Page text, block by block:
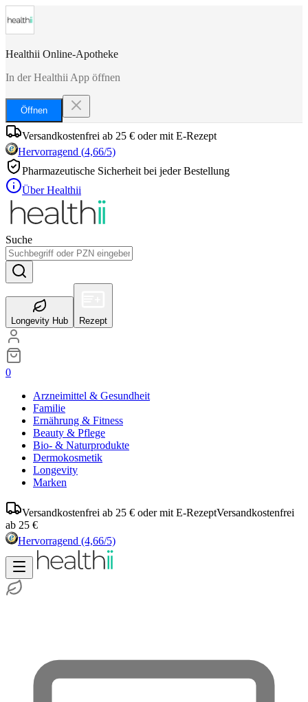
Healthii Online-Apotheke
In der Healthii App öffnen
Öffnen
Versandkostenfrei ab 25 € oder mit E-Rezept
Hervorragend (4,66/5)
Pharmazeutische Sicherheit bei jeder Bestellung
Über Healthii
Suche
Longevity Hub Rezept
0
Arzneimittel & Gesundheit
Familie
Ernährung & Fitness
Beauty & Pflege
Bio- & Naturprodukte
Dermokosmetik
Longevity
Marken
Versandkostenfrei ab 25 € oder mit E-RezeptVersandkostenfrei
ab 25 €
Hervorragend (4,66/5)